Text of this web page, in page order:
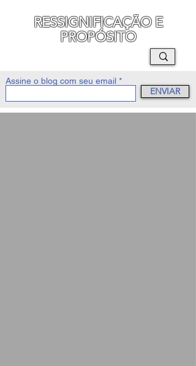
RESSIGNIFICAÇÃO E
PROPÓSITO
Assine o blog com seu email
ENVIAR